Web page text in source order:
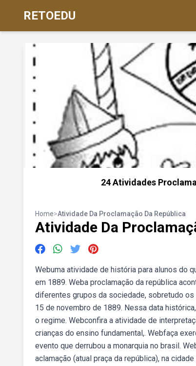
RETOEDU
24 Atividades
Home>Atividade Da Proclamação Da República
Atividade Da
Webuma atividade de história para alunos do
em 1889. Weba proclamação da república
diferentes grupos da sociedade, sobretudo os
15 de novembro de 1889. Nessa data
o regime. Webconfira a atividade de
crianças do ensino fundamental,. Webfaça
evento que derrubou a monarquia no brasil.
aclamação (atual praça da república), na